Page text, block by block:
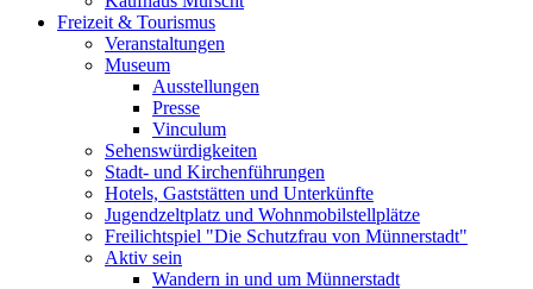
Freizeit & Tourismus
Veranstaltungen
Museum
Ausstellungen
Presse
Vinculum
Sehenswürdigkeiten
Stadt- und Kirchenführungen
Hotels, Gaststätten und Unterkünfte
Jugendzeltplatz und Wohnmobilstellplätze
Freilichtspiel "Die Schutzfrau von Münnerstadt"
Aktiv sein
Wandern in und um Münnerstadt